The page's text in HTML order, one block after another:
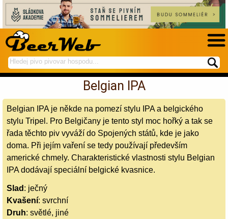
hledej
na
spustí
hledání
Belgian IPA
Belgian IPA je někde na pomezí stylu IPA a belgického
stylu Tripel. Pro Belgičany je tento styl moc hořký a tak se
řada těchto piv vyváží do Spojených států, kde je jako
doma. Při jejím vaření se tedy používají především
americké chmely. Charakteristické vlastnosti stylu Belgian
IPA dodávají speciální belgické kvasnice.
Slad : ječný
Kvašení: svrchní
Druh: světlé, jiné